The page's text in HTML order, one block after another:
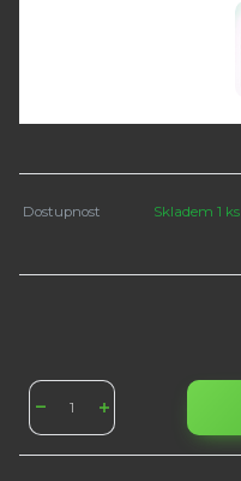
Dostupnost Skladem 1 ks